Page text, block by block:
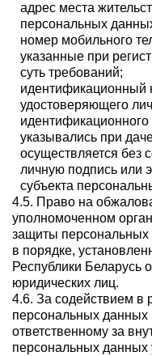
адрес места
персональных
номер мобильного
указанные при
суть требований;
идентификационный
удостоверяющего
указывались при
осуществляется без
личную подпись или
субъекта
4.5. Право на
уполномоченном
защиты
в порядке,
Республики Беларусь
юридических лиц.
4.6. За содействием в
персональных данных
ответственному за
персональных данных